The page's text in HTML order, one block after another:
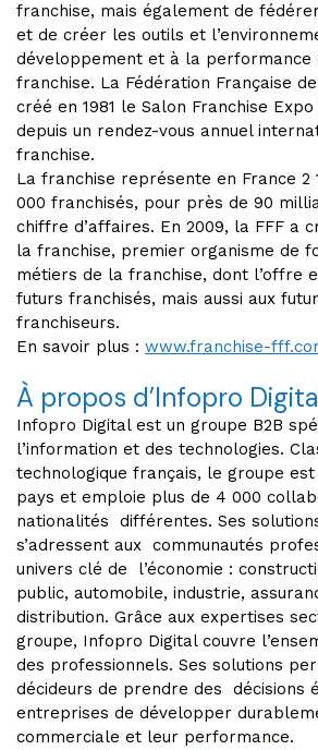
franchise, mais également de
et de créer les outils et
développement et à la performance
franchise. La Fédération Française
créé en 1981 le Salon Franchise
depuis un rendez-vous annuel
franchise.
La franchise représente en France 2
000 franchisés, pour près de 90
chiffre d’affaires. En 2009, la FFF a
la franchise, premier organisme de
métiers de la franchise, dont l’offre
futurs franchisés, mais aussi aux
franchiseurs.
En savoir plus : www.franchise-
À propos d’Infopro
Infopro Digital est un groupe B2B
l’information et des technologies.
technologique français, le groupe
pays et emploie plus de 4 000
nationalités différentes. Ses
s’adressent aux communautés
univers clé de l’économie :
public, automobile, industrie,
distribution. Grâce aux expertises
groupe, Infopro Digital couvre
des professionnels. Ses solutions
décideurs de prendre des décisions
entreprises de développer
commerciale et leur performance.